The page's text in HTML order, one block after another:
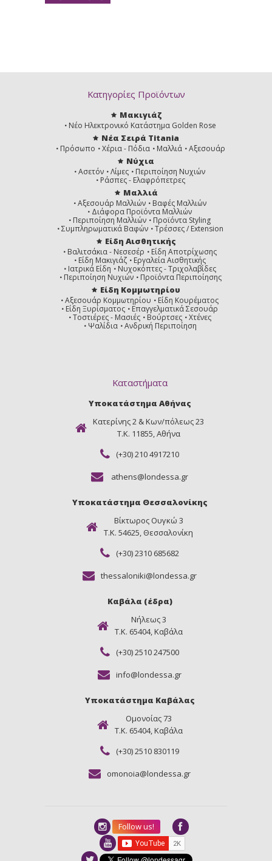
Κατηγορίες Προϊόντων
Μακιγιάζ
Νέο Ηλεκτρονικό Κατάστημα Golden Rose
Νέα Σειρά Titania
Πρόσωπο Χέρια - Πόδια Μαλλιά Αξεσουάρ
Νύχια
Ασετόν Λίμες
Περιποίηση Νυχιών
Ράσπες - Ελαφρόπετρες
Μαλλιά
Αξεσουάρ Μαλλιών
Βαφές Μαλλιών
Διάφορα Προϊόντα Μαλλιών
Περιποίηση Μαλλιών
Προϊόντα Styling
Συμπληρωματικά Βαφών
Τρέσσες / Extension
Είδη Αισθητικής
Βαλιτσάκια - Νεσεσέρ
Είδη Αποτρίχωσης
Είδη Μακιγιάζ
Εργαλεία Αισθητικής
Ιατρικά Είδη
Νυχοκόπτες - Τριχολαβίδες
Περιποίηση Νυχιών
Προϊόντα Περιποίησης
Είδη Κομμωτηρίου
Αξεσουάρ Κομμωτηρίου
Είδη Κουρέματος
Είδη Ξυρίσματος
Επαγγελματικά Σεσουάρ
Τοστιέρες - Μασιές
Βούρτσες
Χτένες
Ψαλίδια
Ανδρική Περιποίηση
Καταστήματα
Υποκατάστημα Αθήνας
Κατερίνης 2 & Κων/πόλεως 23
Τ.Κ. 11855, Αθήνα
(+30) 210 4917210
athens@londessa.gr
Υποκατάστημα Θεσσαλονίκης
Βίκτωρος Ουγκώ 3
Τ.Κ. 54625, Θεσσαλονίκη
(+30) 2310 685682
thessaloniki@londessa.gr
Καβάλα (έδρα)
Νήλεως 3
Τ.Κ. 65404, Καβάλα
(+30) 2510 247500
info@londessa.gr
Υποκατάστημα Καβάλας
Ομονοίας 73
Τ.Κ. 65404, Καβάλα
(+30) 2510 830119
omonoia@londessa.gr
Follow us!